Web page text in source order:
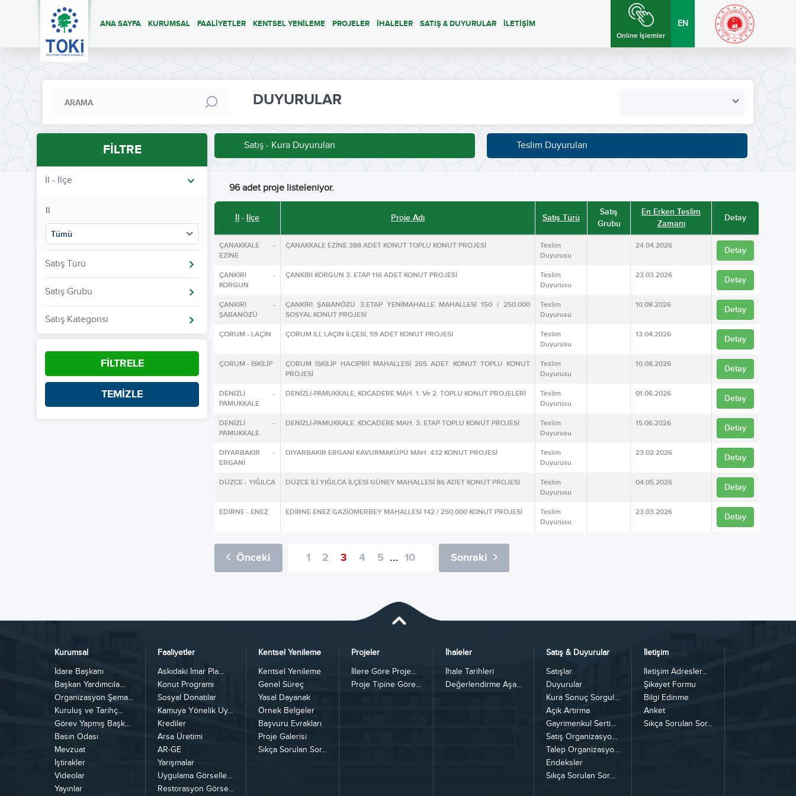
ANA SAYFA KURUMSAL FAALİYETLER KENTSEL YENİLEME PROJELER İHALELER SATIŞ & DUYURULAR İLETİŞİM
Online İşlemler
EN
DUYURULAR
FİLTRE
İl - İlçe
İl
Tümü
Satış Türü
Satış Grubu
Satış Kategorisi
FİLTRELE
TEMİZLE
Satış - Kura Duyuruları Teslim Duyuruları
96 adet proje listeleniyor.
İl - İlçe Proje Adı Satış Türü
Satış
Grubu
En Erken Teslim
Zamanı
Detay
ÇANAKKALE -
EZİNE
ÇANAKKALE EZİNE 388 ADET KONUT TOPLU KONUT PROJESİ
Teslim
Duyurusu
24.04.2026 Detay
ÇANKIRI -
KORGUN
ÇANKIRI KORGUN 3. ETAP 116 ADET KONUT PROJESİ
Teslim
Duyurusu
23.03.2026 Detay
ÇANKIRI -
ŞABANÖZÜ
ÇANKIRI ŞABANÖZÜ 3.ETAP YENİMAHALLE MAHALLESİ 150 / 250.000
SOSYAL KONUT PROJESİ
Teslim
Duyurusu
10.08.2026 Detay
ÇORUM - LAÇİN ÇORUM İLİ, LAÇİN İLÇESİ, 59 ADET KONUT PROJESİ
Teslim
Duyurusu
13.04.2026 Detay
ÇORUM - İSKİLİP
ÇORUM İSKİLİP HACIPİRİ MAHALLESİ 265 ADET KONUT TOPLU KONUT
PROJESİ
Teslim
Duyurusu
10.08.2026 Detay
DENİZLİ -
PAMUKKALE
DENİZLİ-PAMUKKALE, KOCADERE MAH. 1. Ve 2. TOPLU KONUT PROJELERİ
Teslim
Duyurusu
01.06.2026 Detay
DENİZLİ -
PAMUKKALE
DENİZLİ-PAMUKKALE, KOCADERE MAH. 3. ETAP TOPLU KONUT PROJESİ
Teslim
Duyurusu
15.06.2026 Detay
DİYARBAKIR -
ERGANİ
DİYARBAKIR ERGANİ KAVURMAKÜPÜ MAH. 432 KONUT PROJESİ
Teslim
Duyurusu
23.02.2026 Detay
DÜZCE - YIĞILCA DÜZCE İLİ YIĞILCA İLÇESİ GÜNEY MAHALLESİ 86 ADET KONUT PROJESİ
Teslim
Duyurusu
04.05.2026 Detay
EDİRNE - ENEZ EDİRNE ENEZ GAZİÖMERBEY MAHALLESİ 142 / 250.000 KONUT PROJESİ
Teslim
Duyurusu
23.03.2026 Detay
Önceki 1 2 3 4 5 ... 10 Sonraki
Kurumsal
İdare Başkanı
Başkan Yardımcıla...
Organizasyon Şema...
Kuruluş ve Tarihç...
Görev Yapmış Başk...
Basın Odası
Mevzuat
İştirakler
Videolar
Yayınlar
Faaliyetler
Askıdaki İmar Pla...
Konut Programı
Sosyal Donatılar
Kamuya Yönelik Uy...
Krediler
Arsa Üretimi
AR-GE
Yarışmalar
Uygulama Görselle...
Restorasyon Görse...
Kentsel Yenileme
Kentsel Yenileme
Genel Süreç
Yasal Dayanak
Örnek Belgeler
Başvuru Evrakları
Proje Galerisi
Sıkça Sorulan Sor...
Projeler
İllere Göre Proje...
Proje Tipine Göre...
İhaleler
İhale Tarihleri
Değerlendirme Aşa...
Satış & Duyurular
Satışlar
Duyurular
Kura Sonuç Sorgul...
Açık Artırma
Gayrimenkul Serti...
Satış Organizasyo...
Talep Organizasyo...
Endeksler
Sıkça Sorulan Sor...
İletişim
İletişim Adresler...
Şikayet Formu
Bilgi Edinme
Anket
Sıkça Sorulan Sor...